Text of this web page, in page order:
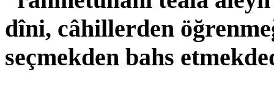
dîni, câhillerden
seçmekden bahs